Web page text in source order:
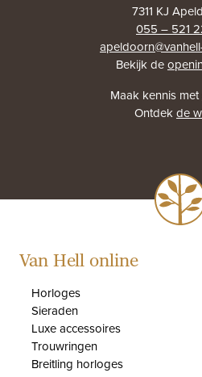
7311 KJ
055 – 521
Bekijk de
Maak kennis met
Ontdekde
Van Hell online
Horloges
Sieraden
Luxe accessoires
Trouwringen
Breitling horloges